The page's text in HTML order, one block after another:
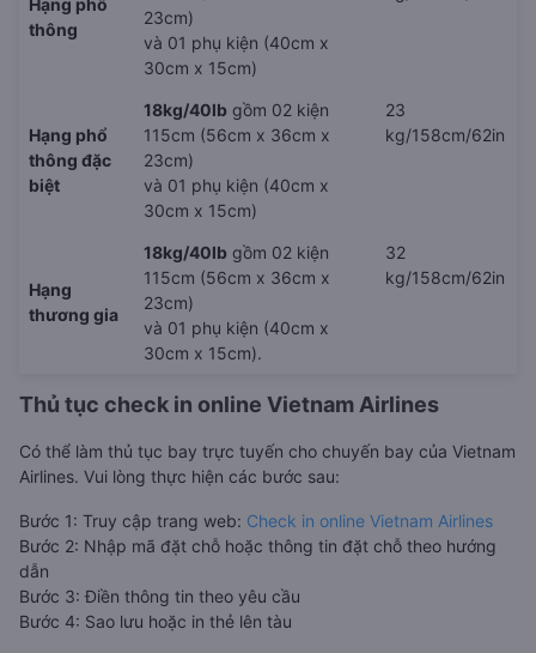
Hạng phổ
thông
23cm)
và 01 phụ kiện (40cm x
30cm x 15cm)
Hạng phổ
thông đặc
biệt
18kg/40lb gồm 02 kiện
115cm (56cm x 36cm x
23cm)
và 01 phụ kiện (40cm x
30cm x 15cm)
23
kg/158cm/62in
Hạng
thương gia
18kg/40lb gồm 02 kiện
115cm (56cm x 36cm x
23cm)
và 01 phụ kiện (40cm x
30cm x 15cm).
32
kg/158cm/62in
Thủ tục check in online Vietnam Airlines
Có thể làm thủ tục bay trực tuyến cho chuyến bay của Vietnam
Airlines. Vui lòng thực hiện các bước sau:
Bước 1: Truy cập trang web: Check in online Vietnam Airlines
Bước 2: Nhập mã đặt chỗ hoặc thông tin đặt chỗ theo hướng
dẫn
Bước 3: Điền thông tin theo yêu cầu
Bước 4: Sao lưu hoặc in thẻ lên tàu